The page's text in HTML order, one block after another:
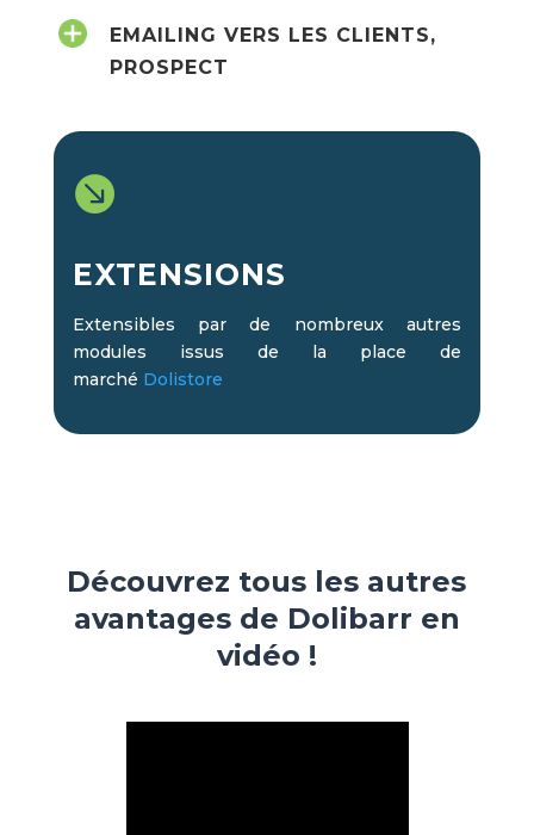
EMAILING VERS LES CLIENTS,
PROSPECT

EXTENSIONS
Extensibles par de nombreux autres
modules issus de la place de
marché Dolistore
Découvrez tous les autres
avantages de Dolibarr en
vidéo !